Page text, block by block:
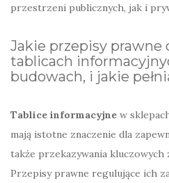
przestrzeni publicznych, jak i
Jakie przepisy prawne
tablicach
budowach, i jakie
Tablice informacyjne w
mają istotne znaczenie dla
także przekazywania kluczowych
Przepisy prawne regulujące ich